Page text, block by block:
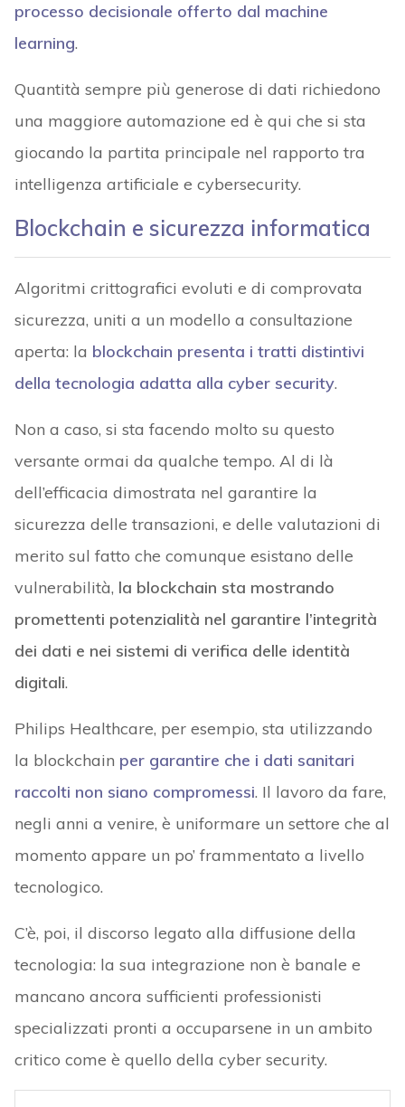
processo decisionale offerto dal machine
learning.
Quantità sempre più generose di dati richiedono
una maggiore automazione ed è qui che si sta
giocando la partita principale nel rapporto tra
intelligenza artificiale e cybersecurity.
Blockchain e sicurezza informatica
Algoritmi crittografici evoluti e di comprovata
sicurezza, uniti a un modello a consultazione
aperta: la blockchain presenta i tratti distintivi
della tecnologia adatta alla cyber security.
Non a caso, si sta facendo molto su questo
versante ormai da qualche tempo. Al di là
dell’efficacia dimostrata nel garantire la
sicurezza delle transazioni, e delle valutazioni di
merito sul fatto che comunque esistano delle
vulnerabilità, la blockchain sta mostrando
promettenti potenzialità nel garantire l’integrità
dei dati e nei sistemi di verifica delle identità
digitali.
Philips Healthcare, per esempio, sta utilizzando
la blockchain per garantire che i dati sanitari
raccolti non siano compromessi. Il lavoro da fare,
negli anni a venire, è uniformare un settore che al
momento appare un po’ frammentato a livello
tecnologico.
C’è, poi, il discorso legato alla diffusione della
tecnologia: la sua integrazione non è banale e
mancano ancora sufficienti professionisti
specializzati pronti a occuparsene in un ambito
critico come è quello della cyber security.